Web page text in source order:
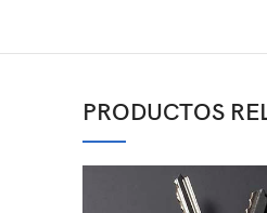
PRODUCTOS